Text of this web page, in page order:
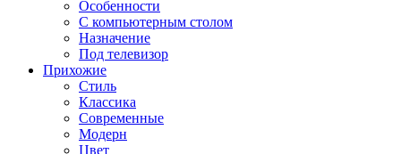
Особенности
С компьютерным столом
Назначение
Под телевизор
Прихожие
Стиль
Классика
Современные
Модерн
Цвет